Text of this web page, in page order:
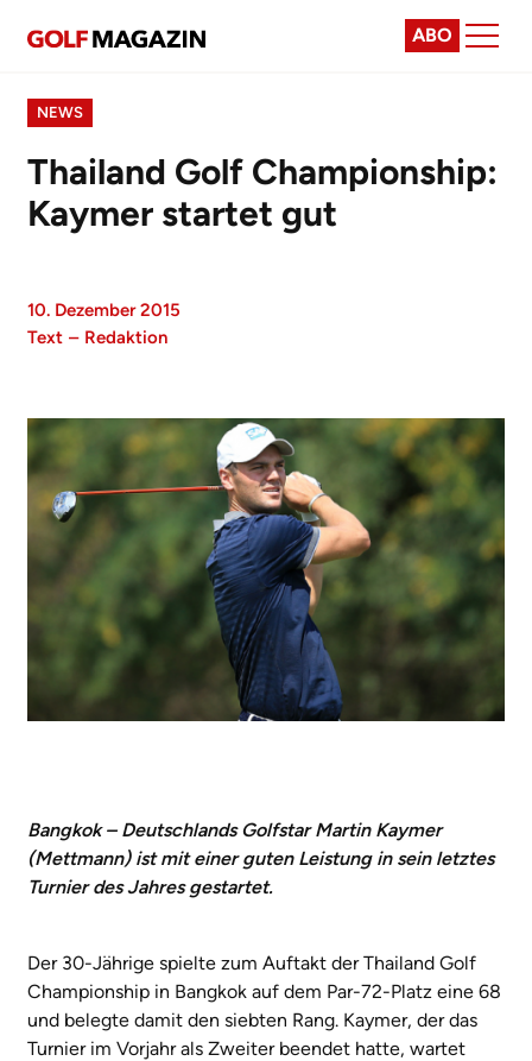
ABO
NEWS
Thailand Golf Championship:
Kaymer startet gut
10. Dezember 2015
Text – Redaktion
Bangkok – Deutschlands Golfstar Martin Kaymer
(Mettmann) ist mit einer guten Leistung in sein letztes
Turnier des Jahres gestartet.
Der 30-Jährige spielte zum Auftakt der Thailand Golf
Championship in Bangkok auf dem Par-72-Platz eine 68
und belegte damit den siebten Rang. Kaymer, der das
Turnier im Vorjahr als Zweiter beendet hatte, wartet